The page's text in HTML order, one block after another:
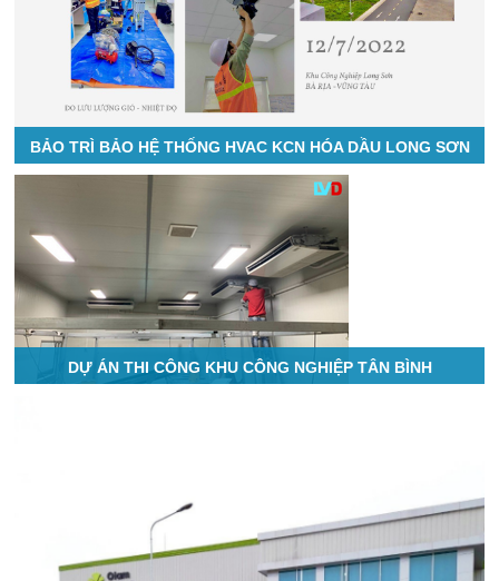
BẢO TRÌ BẢO HỆ THỐNG HVAC KCN HÓA DẦU LONG SƠN
DỰ ÁN THI CÔNG KHU CÔNG NGHIỆP TÂN BÌNH